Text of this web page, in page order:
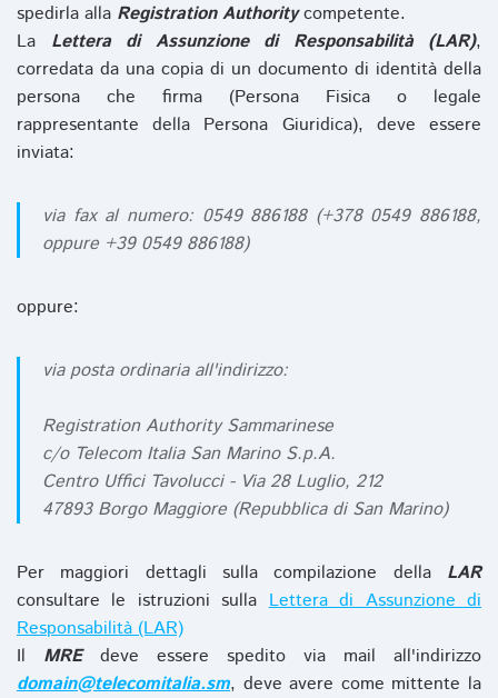
spedirla alla Registration Authoritycompetente.
La Lettera di Assunzione di Responsabilità (LAR),
corredata da una copia di un documento di identità della
persona che firma (Persona Fisica o legale
rappresentante della Persona Giuridica), deve essere
inviata:
via fax al numero: 0549 886188 (+378 0549 886188,
oppure +39 0549 886188)
oppure:
via posta ordinaria all'indirizzo:
Registration Authority Sammarinese
c/o Telecom Italia San Marino S.p.A.
Centro Uffici Tavolucci - Via 28 Luglio, 212
47893 Borgo Maggiore (Repubblica di San Marino)
Per maggiori dettagli sulla compilazione della LAR
consultare le istruzioni sullaLettera di Assunzione di
Responsabilità (LAR)
Il MREdeve essere spedito via mail all'indirizzo
domain@telecomitalia.sm, deve avere come mittente la